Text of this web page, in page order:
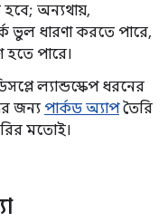
অন্যথায়,
ভুল ধারণা করতে পারে,
পারে।
ল্যান্ডস্কেপ ধরনের
জন্য পার্কড অ্যাপতৈরি
মতোই।